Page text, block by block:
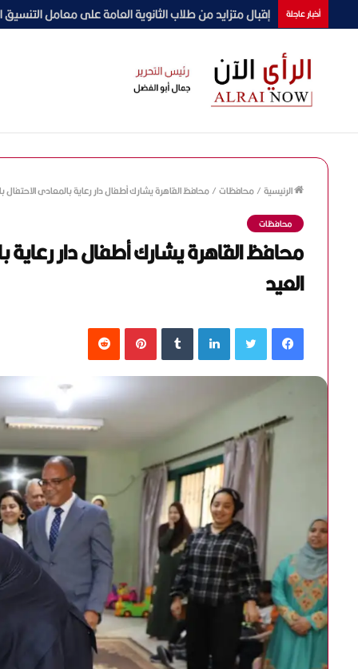
أخبار عاجلة جامعة دمنهور تشارك في البرنامج التدريبي لوزارة
الرئيسية/محافظات/محافظ القاهرة يشارك أطفال دار رعاية بالمعادى الاحتفال
محافظات
محافظ القاهرة يشارك أطفال دار رعاية
العيد
فيسبوك لينكدإن بينتيريست